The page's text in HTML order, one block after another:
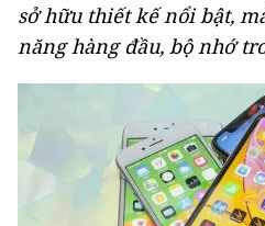
sở hữu thiết kế nổi bật,
năng hàng đầu, bộ nhớ